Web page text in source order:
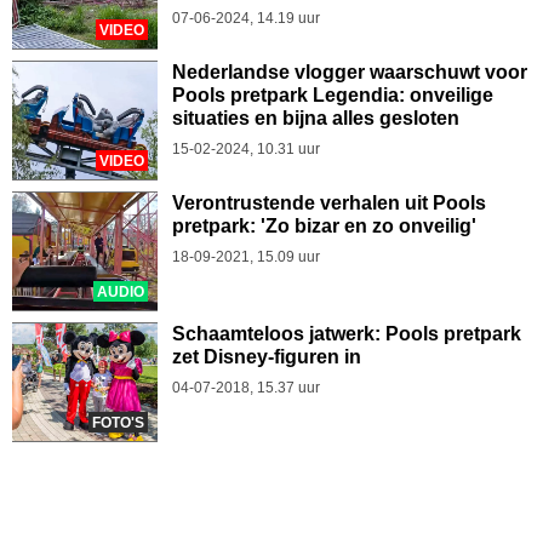
VIDEO
07-06-2024, 14.19 uur
VIDEO
Nederlandse vlogger waarschuwt voor
Pools pretpark Legendia: onveilige
situaties en bijna alles gesloten
15-02-2024, 10.31 uur
AUDIO
Verontrustende verhalen uit Pools
pretpark: 'Zo bizar en zo onveilig'
18-09-2021, 15.09 uur
FOTO'S
Schaamteloos jatwerk: Pools pretpark
zet Disney-figuren in
04-07-2018, 15.37 uur